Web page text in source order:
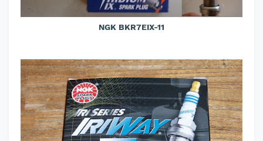
NGK BKR7EIX-11